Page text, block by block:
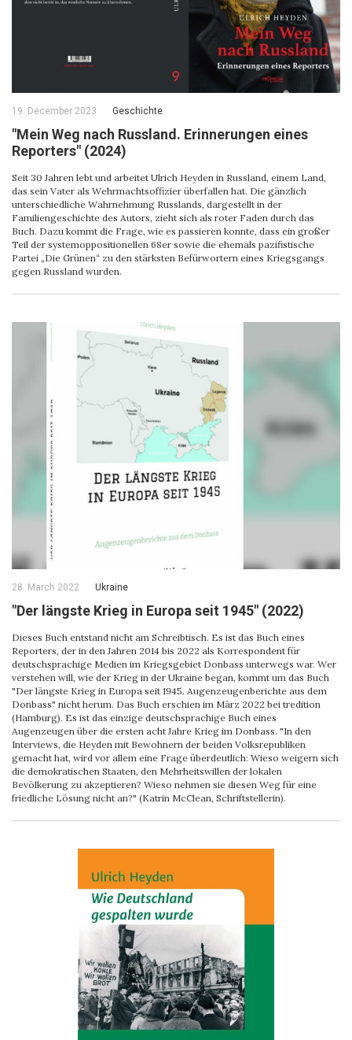
19. December 2023 Geschichte
"Mein Weg nach Russland. Erinnerungen eines
Reporters" (2024)
Seit 30 Jahren lebt und arbeitet Ulrich Heyden in Russland, einem Land,
das sein Vater als Wehrmachtsoffizier überfallen hat. Die gänzlich
unterschiedliche Wahrnehmung Russlands, dargestellt in der
Familiengeschichte des Autors, zieht sich als roter Faden durch das
Buch. Dazu kommt die Frage, wie es passieren konnte, dass ein großer
Teil der systemoppositionellen 68er sowie die ehemals pazifistische
Partei „Die Grünen“ zu den stärksten Befürwortern eines Kriegsgangs
gegen Russland wurden.
28. March 2022 Ukraine
"Der längste Krieg in Europa seit 1945" (2022)
Dieses Buch entstand nicht am Schreibtisch. Es ist das Buch eines
Reporters, der in den Jahren 2014 bis 2022 als Korrespondent für
deutschsprachige Medien im Kriegsgebiet Donbass unterwegs war. Wer
verstehen will, wie der Krieg in der Ukraine began, kommt um das Buch
"Der längste Krieg in Europa seit 1945. Augenzeugenberichte aus dem
Donbass" nicht herum. Das Buch erschien im März 2022 bei tredition
(Hamburg). Es ist das einzige deutschsprachige Buch eines
Augenzeugen über die ersten acht Jahre Krieg im Donbass. "In den
Interviews, die Heyden mit Bewohnern der beiden Volksrepubliken
gemacht hat, wird vor allem eine Frage überdeutlich: Wieso weigern sich
die demokratischen Staaten, den Mehrheitswillen der lokalen
Bevölkerung zu akzeptieren? Wieso nehmen sie diesen Weg für eine
friedliche Lösung nicht an?" (Katrin McClean, Schriftstellerin).